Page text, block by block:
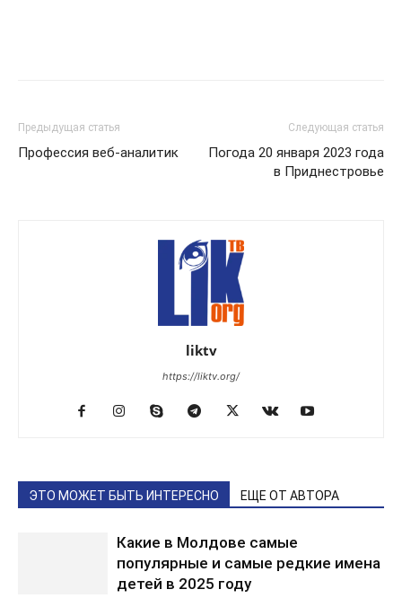
Предыдущая статья
Профессия веб-аналитик
Следующая статья
Погода 20 января 2023 года
в Приднестровье
liktv
https://liktv.org/
ЭТО МОЖЕТ БЫТЬ ИНТЕРЕСНО ЕЩЕ ОТ АВТОРА
Какие в Молдове самые
популярные и самые редкие имена
детей в 2025 году